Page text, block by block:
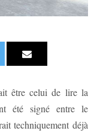
être celui de lire la
été signé entre le
techniquement déjà